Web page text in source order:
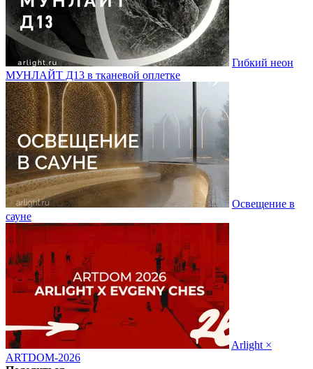
Гибкий неон
МУНЛАЙТ Д13 в тканевой оплетке
Освещение в
сауне
Arlight ×
ARTDOM-2026